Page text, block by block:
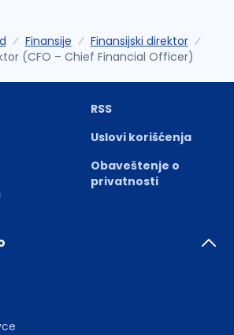
Finansije
Finansijski direktor
(CFO – Chief Financial Officer)
RSS
Uslovi korišćenja
Obaveštenje o
privatnosti